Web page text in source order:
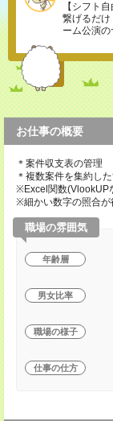
【シフト
繋げるだ
ーム公演
お仕事の概要
＊案件収支表の管理
＊複数案件を集約し
※Excel関数(VlookUP
※細かい数字の照合が
職場の雰囲気
年齢層
男女比率
職場の様子
仕事の仕方